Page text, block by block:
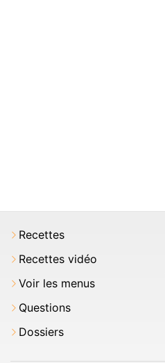
Recettes
Recettes vidéo
Voir les menus
Questions
Dossiers